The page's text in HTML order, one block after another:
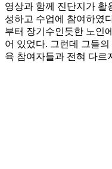
영상과 함께 진단지가 활
성하고 수업에 참여하였
부터 장기수인듯한 노인
어 있었다. 그런데 그들
육 참여자들과 전혀 다르